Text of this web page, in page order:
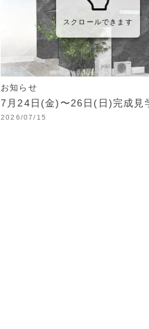
7月24日(金)〜26日(日)完成見
お知らせ
2026/07/15
スクロールできます